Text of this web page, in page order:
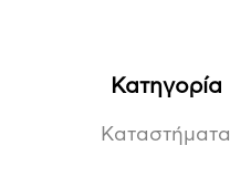
Κατηγορία
Καταστήματα